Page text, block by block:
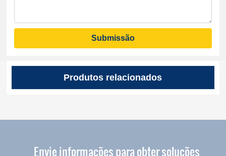
Submissão
Produtos relacionados
Envie informações para obter soluções